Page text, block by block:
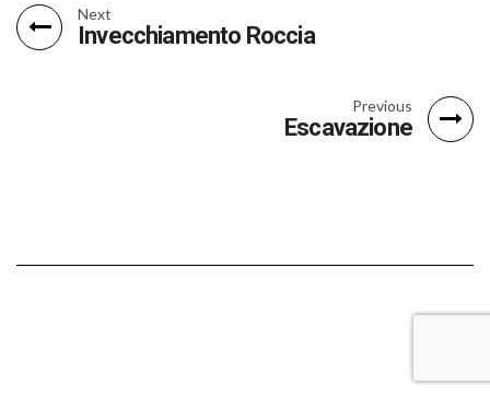
Next
Invecchiamento Roccia
Previous
Escavazione